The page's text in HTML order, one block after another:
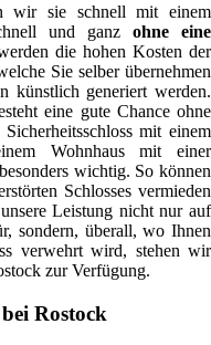
wir sie schnell mit einem
und ganzohne eine
die hohen Kosten der
Sie selber übernehmen
künstlich generiert werden.
eine gute Chance ohne
mit einem
Wohnhaus mit einer
wichtig. So können
Schlosses vermieden
Leistung nicht nur auf
sondern, überall, wo Ihnen
verwehrt wird, stehen wir
zur Verfügung.
Rostock